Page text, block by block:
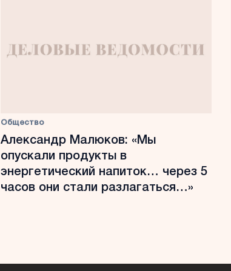
Общество
Александр Малюков: «Мы
опускали продукты в
энергетический напиток… через 5
часов они стали разлагаться…»